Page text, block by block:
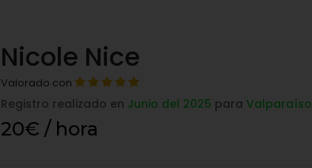
Nicole Nice
Valorado con
Registro realizado en Junio del 2025 para Valparaíso
20€ / hora